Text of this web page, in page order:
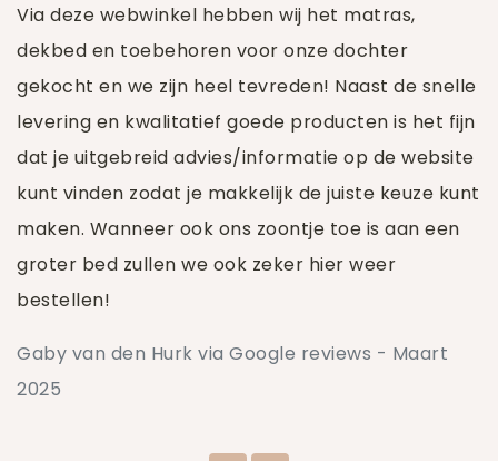
Via deze webwinkel hebben wij het matras,
dekbed en toebehoren voor onze dochter
gekocht en we zijn heel tevreden! Naast de snelle
levering en kwalitatief goede producten is het fijn
dat je uitgebreid advies/informatie op de website
kunt vinden zodat je makkelijk de juiste keuze kunt
maken. Wanneer ook ons zoontje toe is aan een
groter bed zullen we ook zeker hier weer
bestellen!
Gaby van den Hurk via Google reviews - Maart
2025